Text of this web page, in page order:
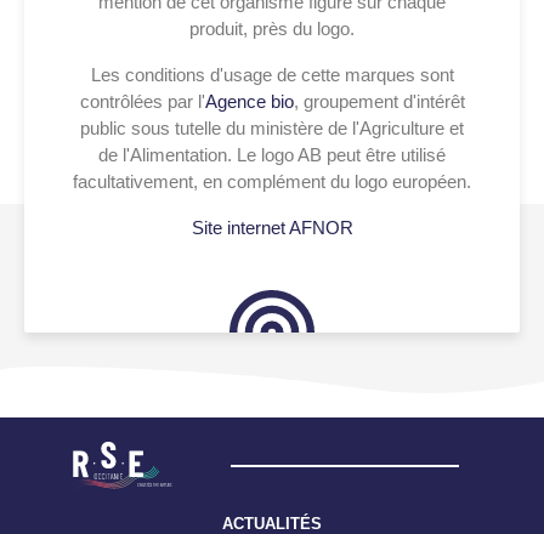
produit, près du logo.
Les conditions d'usage de cette marques sont
contrôlées par l'Agence bio, groupement d'intérêt
public sous tutelle du ministère de l'Agriculture et
de l'Alimentation. Le logo AB peut être utilisé
facultativement, en complément du logo européen.
Site internet AFNOR
ACTUALITÉS